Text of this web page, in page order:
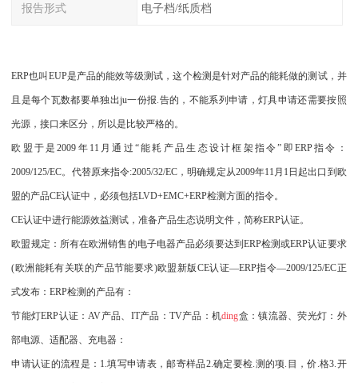
报告形式 电子档/纸质档
ERP也叫EUP是产品的能效等级测试，这个检测是针对产品的能耗做的测试，并
且是每个瓦数都要单独出ju一份报.告的，不能系列申请，灯具申请还需要按照
光源，接口来区分，所以是比较严格的。
欧盟于是2009年11月通过“能耗产品生态设计框架指令”即ERP指令：
2009/125/EC。代替原来指令:2005/32/EC，明确规定从2009年11月1日起出口到欧
盟的产品CE认证中，必须包括LVD+EMC+ERP检测方面的指令。
CE认证中进行能源效益测试，准备产品生态说明文件，简称ERP认证。
欧盟规定：所有在欧洲销售的电子电器产品必须要达到ERP检测或ERP认证要求
(欧洲能耗有关联的产品节能要求)欧盟新版CE认证—ERP指令—2009/125/EC正
式发布：ERP检测的产品有：
节能灯ERP认证：AV产品、IT产品： TV产品：机ding盒：镇流器、荧光灯：外
部电源、适配器、充电器：
申请认证的流程是：1.填写申请表，邮寄样品2.确定要检.测的项.目，价.格3.开